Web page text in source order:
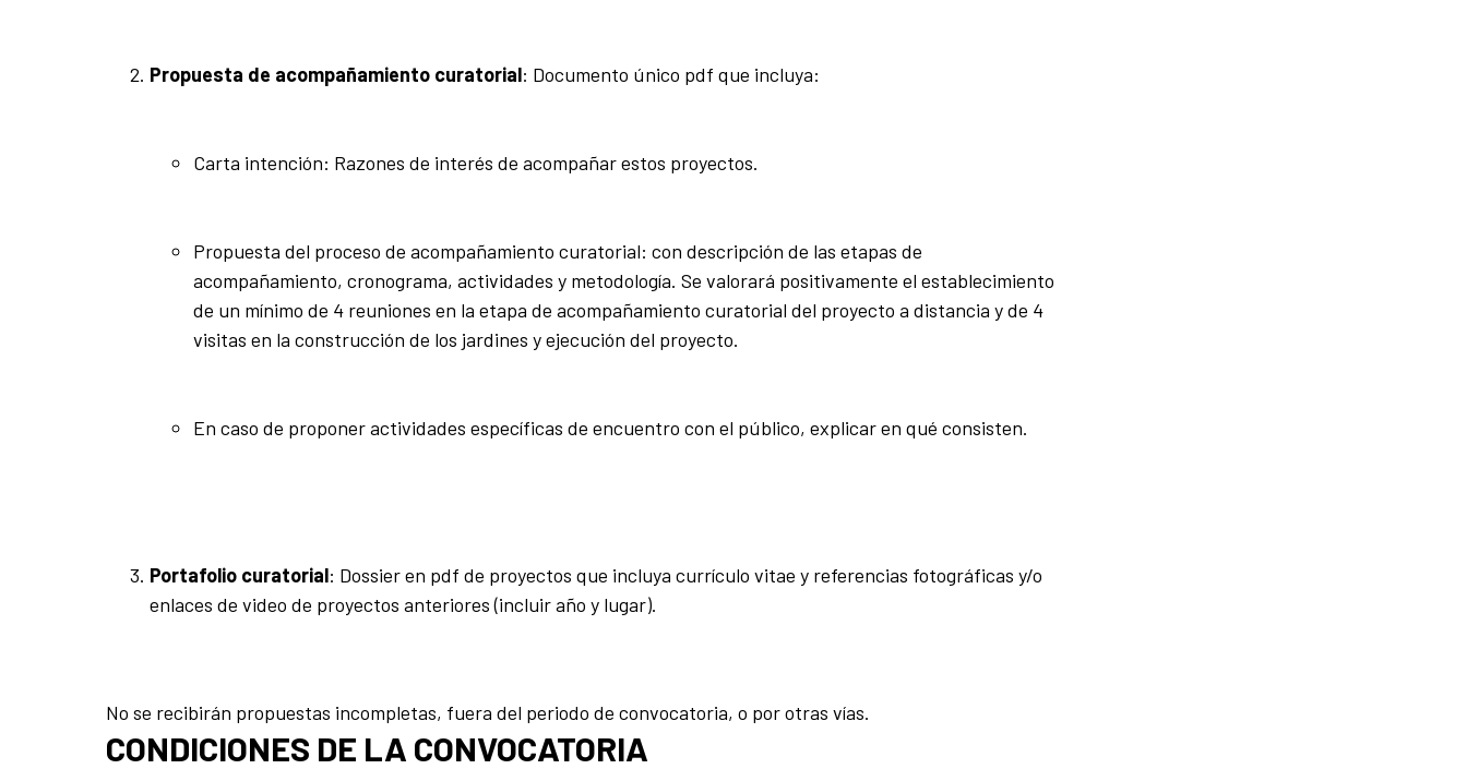
Propuesta de acompañamiento curatorial: Documento único pdf que incluya:
Carta intención: Razones de interés de acompañar estos proyectos.
Propuesta del proceso de acompañamiento curatorial: con descripción de las etapas de
acompañamiento, cronograma, actividades y metodología. Se valorará positivamente el establecimiento
de un mínimo de 4 reuniones en la etapa de acompañamiento curatorial del proyecto a distancia y de 4
visitas en la construcción de los jardines y ejecución del proyecto.
En caso de proponer actividades específicas de encuentro con el público, explicar en qué consisten.
Portafolio curatorial: Dossier en pdf de proyectos que incluya currículo vitae y referencias fotográficas y/o
enlaces de video de proyectos anteriores (incluir año y lugar).
No se recibirán propuestas incompletas, fuera del periodo de convocatoria, o por otras vías.
CONDICIONES DE LA CONVOCATORIA